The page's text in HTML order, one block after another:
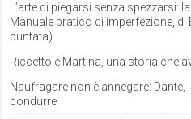
L’arte di piegarsi senza spezzarsi:
Manuale pratico di imperfezione,
puntata)
Riccetto e Martina, una storia che
Naufragare non è annegare:
condurre